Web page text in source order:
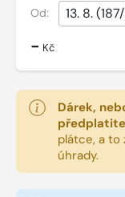
Od:
- Kč
Dárek,
plátce, a to
úhrady.